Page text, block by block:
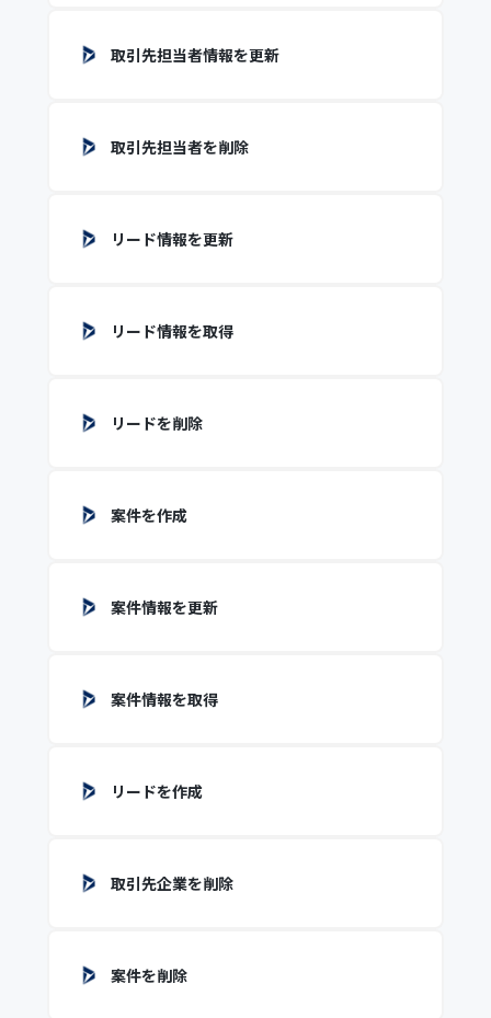
取引先担当者情報を更新
取引先担当者を削除
リード情報を更新
リード情報を取得
リードを削除
案件を作成
案件情報を更新
案件情報を取得
リードを作成
取引先企業を削除
案件を削除